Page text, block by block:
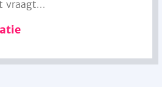
vraagt...